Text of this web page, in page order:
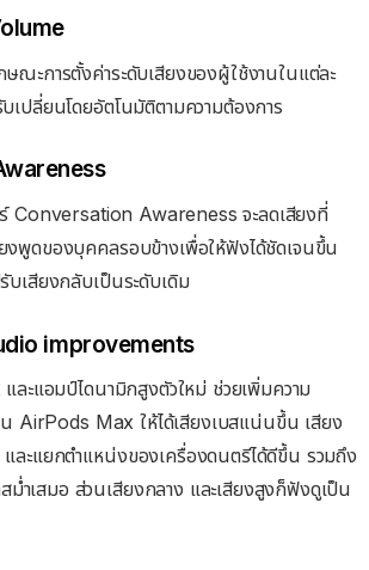
ณะการตั้งค่าระดับเสียงของผู้ใช้งานในแต่ละ
เปลี่ยนโดยอัตโนมัติตามความต้องการ
ร์ Conversation Awareness จะลดเสียงที่
งพูดของบุคคลรอบข้างเพื่อให้ฟังได้ชัดเจนขึ้น
บเสียงกลับเป็นระดับเดิม
improvements
ละแอมป์ไดนามิกสูงตัวใหม่ ช่วยเพิ่มความ
น AirPods Max ให้ได้เสียงเบสแน่นขึ้น เสียง
ละแยกตำแหน่งของเครื่องดนตรีได้ดีขึ้น รวมถึง
ม่ำเสมอ ส่วนเสียงกลาง และเสียงสูงก็ฟังดูเป็น